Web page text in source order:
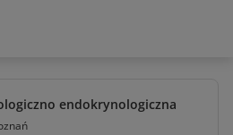
endokrynologiczna